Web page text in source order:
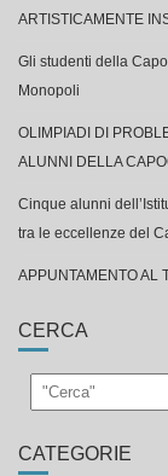
ARTISTICAMENTE
Gli studenti della
Monopoli
OLIMPIADI DI
ALUNNI DELLA
Cinque alunni
tra le eccellenze del
APPUNTAMENTO AL
CERCA
CATEGORIE